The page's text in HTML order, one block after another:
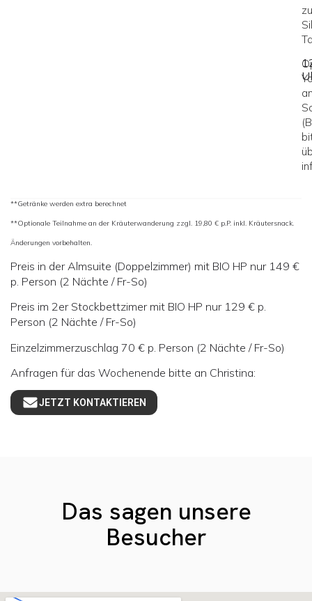
**Getränke werden extra berechnet
**Optionale Teilnahme an der Kräuterwanderung zzgl. 19,80 € p.P. inkl. Kräutersnack.
Änderungen vorbehalten.
Preis in der Almsuite (Doppelzimmer) mit BIO HP nur 149 €
p. Person (2 Nächte / Fr-So)
Preis im 2er Stockbettzimer mit BIO HP nur 129 € p.
Person (2 Nächte / Fr-So)
Einzelzimmerzuschlag 70 € p. Person (2 Nächte / Fr-So)
Anfragen für das Wochenende bitte an Christina:
JETZT KONTAKTIEREN
Das sagen unsere
Besucher